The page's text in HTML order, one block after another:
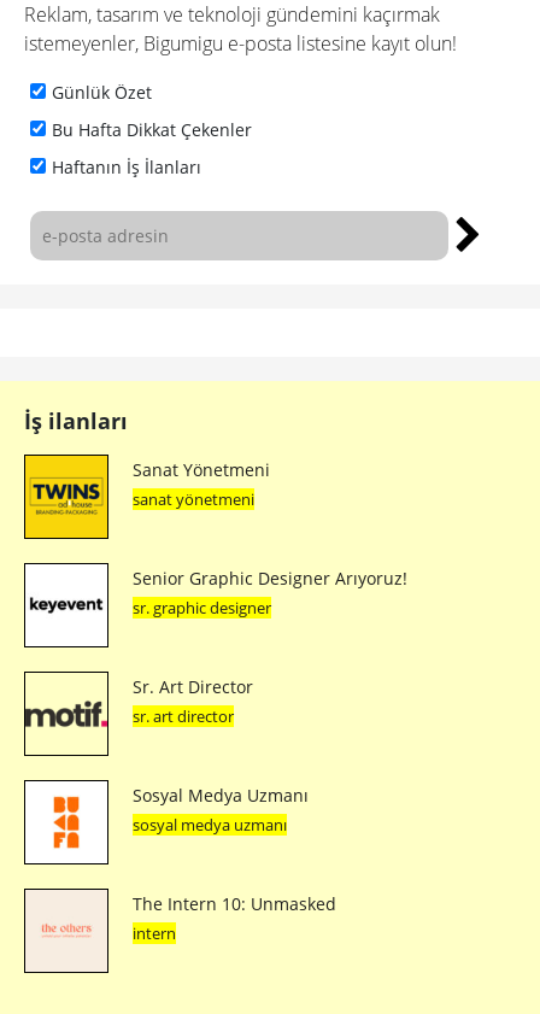
Reklam, tasarım ve teknoloji gündemini kaçırmak
istemeyenler, Bigumigu e-posta listesine kayıt olun!
Günlük Özet
Bu Hafta Dikkat Çekenler
Haftanın İş İlanları
İş ilanları
Sanat Yönetmeni
sanat yönetmeni
Senior Graphic Designer Arıyoruz!
sr. graphic designer
Sr. Art Director
sr. art director
Sosyal Medya Uzmanı
sosyal medya uzmanı
The Intern 10: Unmasked
intern